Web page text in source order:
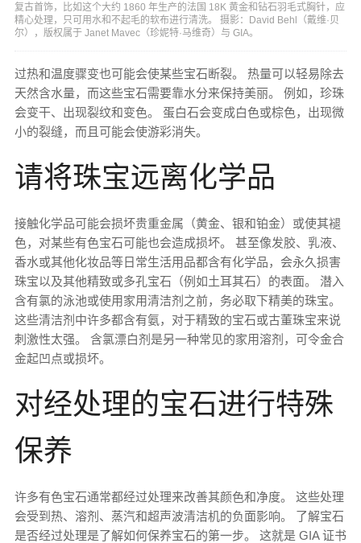
复古首饰，比如这个大约 1860 年生产的法国 18K 黄金和钻石羽毛式胸针，应
精心处理，只可用水和不起毛的软布进行清洗。 摄影：David Behl（戴维·贝
尔），版权属于 Janet Mavec（珍妮特·马维奇）与 GIA。
过热和温度骤变也可能会使某些宝石断裂。 热量可以轻易除去
天然含水量，而这些宝石需要靠水分来保持美丽。 例如，珍珠
会变干、出现裂纹和变色。 蛋白石会变成白色或棕色，出现微
小的裂缝，而且可能会使游彩消失。
请将珠宝远离化学品
接触化学品可能会损坏贵重金属（黄金、银和铂金）或使其褪
色，对某些有色宝石可能也会造成损坏。 甚至像发胶、乳液、
香水或其他化妆品等日常生活用品都含有化学品，会永久损害
珠宝以及其他精致或多孔宝石（例如土耳其石）的表面。 潜入
含有氯的泳池或使用家用清洁剂之前，务必取下精美的珠宝。
这些清洁剂中许多都含有氨，对于精致的宝石或古董珠宝来说
刺激性太强。 含氯漂白剂是另一种常见的家用溶剂，可令金合
金起凹点或损坏。
对经处理的宝石进行特殊
保养
许多有色宝石通常都经过处理来改善其颜色和净度。 这些处理
会受到热、溶剂、蒸汽和超声波清洁机的负面影响。 了解宝石
是否经过处理是了解如何保养宝石的第一步。 这就是 GIA 证书